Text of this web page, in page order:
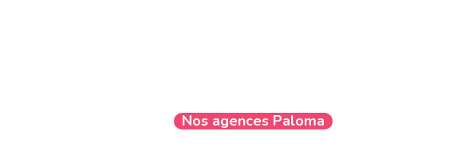
Nos agences Paloma